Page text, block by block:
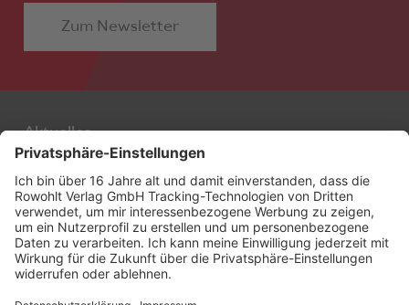
Zum Newsletter
Aktuelles
Autor:innen
Filmstoffe
Alle Stoffe
Agentur